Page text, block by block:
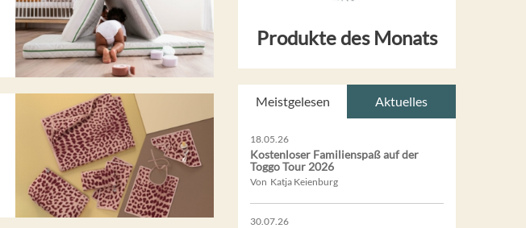
Produkte des Monats
Meistgelesen Aktuelles
18.05.26
Kostenloser Familienspaß auf der
Toggo Tour 2026
Von Katja Keienburg
30.07.26